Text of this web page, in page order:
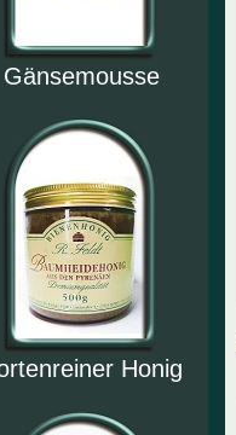
Gänsemousse
Honig